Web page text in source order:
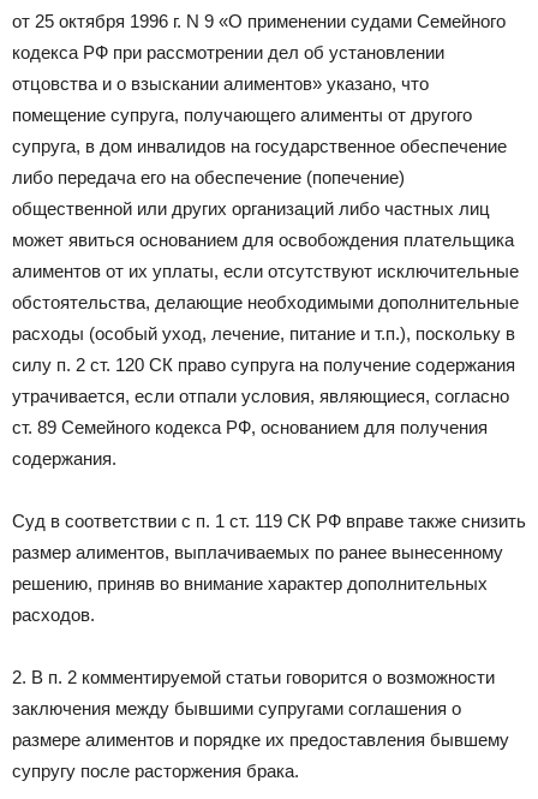
от 25 октября 1996 г. N 9 «О применении судами Семейного
кодекса РФ при рассмотрении дел об установлении
отцовства и о взыскании алиментов» указано, что
помещение супруга, получающего алименты от другого
супруга, в дом инвалидов на государственное обеспечение
либо передача его на обеспечение (попечение)
общественной или других организаций либо частных лиц
может явиться основанием для освобождения плательщика
алиментов от их уплаты, если отсутствуют исключительные
обстоятельства, делающие необходимыми дополнительные
расходы (особый уход, лечение, питание и т.п.), поскольку в
силу п. 2 ст. 120 СК право супруга на получение содержания
утрачивается, если отпали условия, являющиеся, согласно
ст. 89 Семейного кодекса РФ, основанием для получения
содержания.
Суд в соответствии с п. 1 ст. 119 СК РФ вправе также снизить
размер алиментов, выплачиваемых по ранее вынесенному
решению, приняв во внимание характер дополнительных
расходов.
2. В п. 2 комментируемой статьи говорится о возможности
заключения между бывшими супругами соглашения о
размере алиментов и порядке их предоставления бывшему
супругу после расторжения брака.